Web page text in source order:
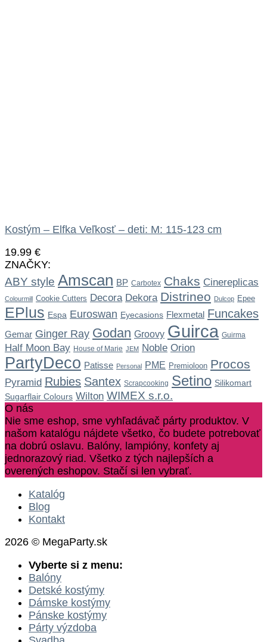
Kostým – Elfka Veľkosť – deti: M: 115-123 cm
19.99 €
ZNAČKY:
ABY style Amscan BP Carbotex Chaks Cinereplicas
Colourmill Cookie Cutters Decora Dekora Distrineo Dulcop Epee
EPlus Espa Euroswan Eyecasions Flexmetal Funcakes
Gemar Ginger Ray Godan Groovy Guirca Guirma
Half Moon Bay House of Marie JEM Noble Orion
PartyDeco Patisse Personal PME Premioloon Procos
Pyramid Rubies Santex Scrapcooking Setino Silikomart
Sugarflair Colours Wilton WIMEX s.r.o.
O nás
Nie sme eshop, sme vyhľadávač párty produktov. V
našom katalógu nájdete všetko, čo budete potrebovať
na dobrú oslavu. Balóny, lampióny, konfety aj
jednorazový riad. Všetko z tých najlepších a
overených eshopov. Stačí si len vybrať.
Katalóg
Blog
Kontakt
2026 © MegaParty.sk
Vyberte si z menu:
Balóny
Detské kostýmy
Dámske kostýmy
Pánske kostýmy
Párty výzdoba